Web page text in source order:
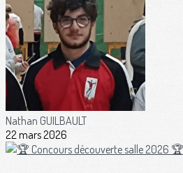
Nathan GUILBAULT
22 mars 2026